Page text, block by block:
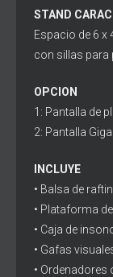
STAND
Espacio de 6 x
con sillas para
OPCION
1: Pantalla de
2: Pantalla
INCLUYE
• Balsa de
• Plataforma
• Caja de
• Gafas
•